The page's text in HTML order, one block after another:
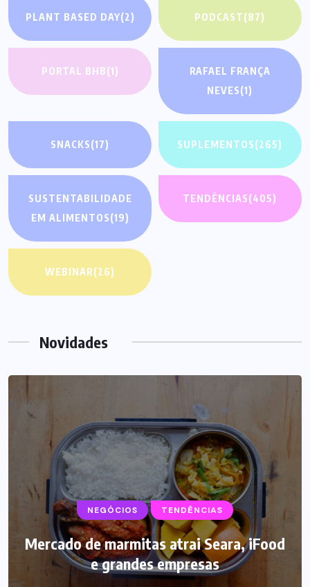
PLANT BASED DAY(2) PODCAST(87)
PORTAL BHB(1)
RAFAEL FRANÇA
NEVES(1)
SNACKS(17) SUPLEMENTOS(265)
SUSTENTABILIDADE
EM ALIMENTOS(19)
TENDÊNCIAS(405)
WEBINAR(26)
Novidades
NEGÓCIOS TENDÊNCIAS
Mercado de marmitas atrai Seara, iFood
e grandes empresas